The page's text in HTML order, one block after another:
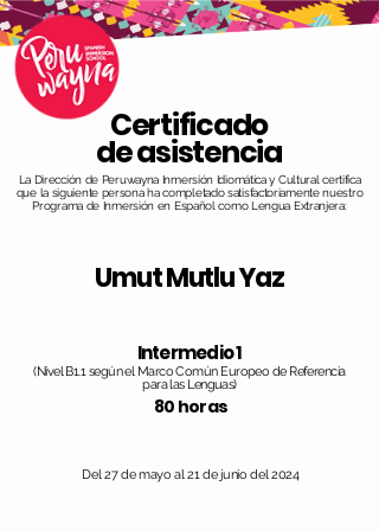
Certificado
de asistencia
La Dirección de Peruwayna Inmersión Idiomática y Cultural certifica
que la siguiente persona ha completado satisfactoriamente nuestro
Programa de Inmersión en Español como Lengua Extranjera:
Umut Mutlu Yaz
Intermedio 1
(Nivel B1.1 según el Marco Común Europeo de Referencia
para las Lenguas)
80 horas
Del 27 de mayo al 21 de junio del 2024